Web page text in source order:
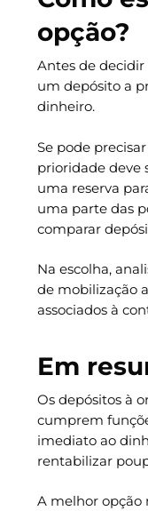
opção?
Antes de
um depósito a
dinheiro.
Se pode
prioridade deve
uma reserva
uma parte das
comparar
Na escolha,
de mobilização
associados à
Em
Os depósitos à
cumprem
imediato ao
rentabilizar
A melhor opção